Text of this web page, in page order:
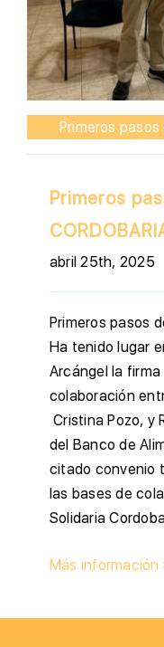
Primeros pasos
Primeros
abril 25th, 2025
Primeros pasos
Ha tenido lugar
Arcángel la
colaboración
Cristina Pozo, y
del Banco de
citado convenio
las bases de
Solidaria
Más información